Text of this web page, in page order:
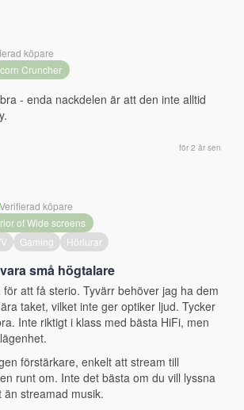
köpare
Cruncher
- enda nackdelen är att den inte alltid
för 2 år sen
Verifierad köpare
of Wide screens
Gaming Hörlurar
små högtalare
för att få sterio. Tyvärr behöver jag ha dem
taket, vilket inte ger optiker ljud. Tycker
Inte riktigt i klass med bästa HiFi, men
förstärkare, enkelt att stream till
runt om. Inte det bästa om du vill lyssna
streamad musik.